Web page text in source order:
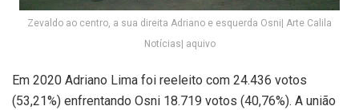
Zevaldo ao centro, a sua direita Adriano e esquerda Osni| Arte Calila
Notícias| aquivo
Em 2020 Adriano Lima foi reeleito com 24.436 votos
(53,21%) enfrentando Osni 18.719 votos (40,76%). A união